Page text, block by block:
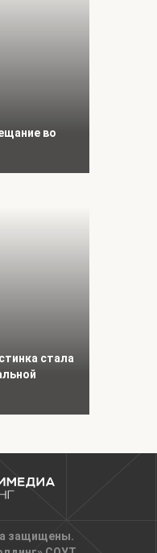
во
стала
защищены.